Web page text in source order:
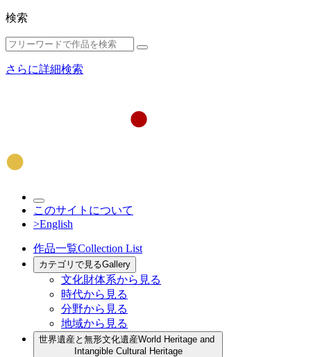
検索
さらに詳細検索
このサイトについて
>English
作品一覧Collection List
カテゴリで見るGallery
文化財体系から見る
時代から見る
分野から見る
地域から見る
世界遺産と無形文化遺産World Heritage and
Intangible Cultural Heritage